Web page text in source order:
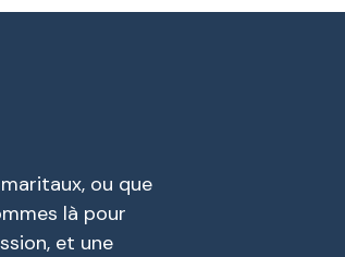
ou que
là pour
et une